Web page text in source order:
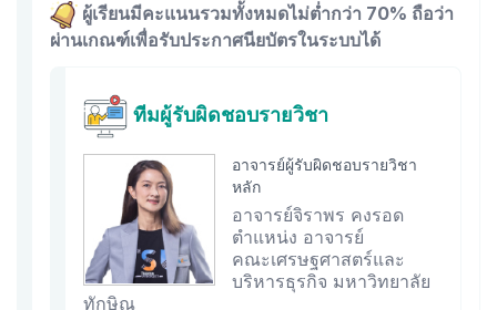
ผู้เรียนมีคะแนนรวมทั้งหมดไม่ต่ำกว่า 70% ถือว่า
ผ่านเกณฑ์เพื่อรับประกาศนียบัตรในระบบได้
ทีมผู้รับผิดชอบรายวิชา
อาจารย์ผู้รับผิดชอบรายวิชา
หลัก
อาจารย์จิราพร คงรอด
ตำแหน่ง อาจารย์
คณะเศรษฐศาสตร์และ
บริหารธุรกิจ มหาวิทยาลัย
ทักษิณ